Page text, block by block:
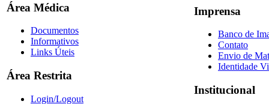
Área Médica
Documentos
Informativos
Links Úteis
Área Restrita
Login/Logout
Imprensa
Banco de
Contato
Envio de
Identidade
Institucional